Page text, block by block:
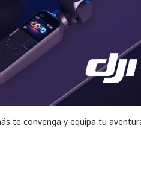
te convenga y equipa tu